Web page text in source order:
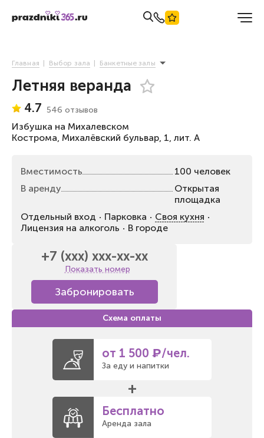
Главная Выбор зала Банкетные залы
Летняя веранда
4.7 546 отзывов
Избушка на Михалевском
Кострома, Михалёвский бульвар, 1, лит. А
Вместимость
100 человек
В аренду
Открытая
площадка
Отдельный вход
Парковка
Своя кухня
Лицензия на алкоголь
В городе
от 1 500 ₽/чел.
За еду и напитки
+
Бесплатно
Аренда зала
+7 (xxx) xxx-xx-xx
Показать номер
Забронировать